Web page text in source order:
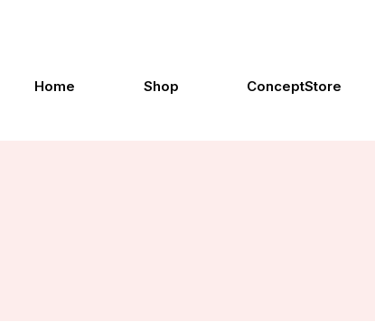
Home Shop ConceptStore